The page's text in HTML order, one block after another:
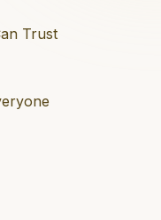
Trust